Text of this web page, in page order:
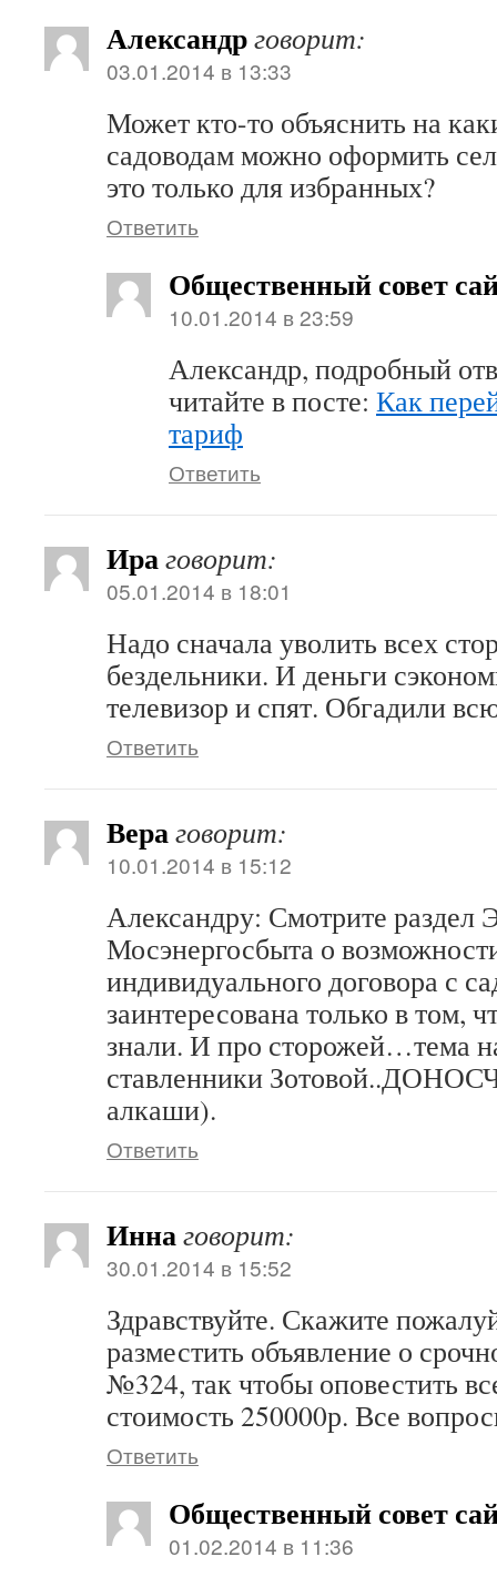
Александрговорит:
03.01.2014 в 13:33
Может кто-то объяснить на
садоводам можно оформить
это только для избранных?
Ответить
Общественный совет
10.01.2014 в 23:59
Александр, подробный
читайте в посте: Как
тариф
Ответить
Ираговорит:
05.01.2014 в 18:01
Надо сначала уволить всех
бездельники. И деньги
телевизор и спят. Обгадили
Ответить
Вераговорит:
10.01.2014 в 15:12
Александру: Смотрите раздел
Мосэнергосбыта о
индивидуального договора с
заинтересована только в том,
знали. И про сторожей…тема
ставленники
алкаши).
Ответить
Иннаговорит:
30.01.2014 в 15:52
Здравствуйте. Скажите
разместить объявление о
№324, так чтобы оповестить
стоимость 250000р. Все
Ответить
Общественный совет
01.02.2014 в 11:36